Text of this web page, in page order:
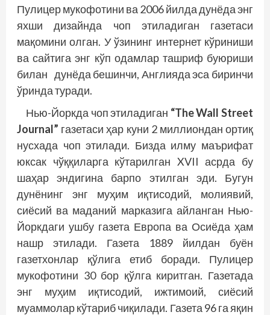
Пулицер мукофотини ва 2006 йилда дунёда энг
яхши дизайнда чоп этиладиган газетаси
мақомини олган. У ўзининг интернет кўриниши
ва сайтига энг кўп одамлар ташриф буюриши
билан дунёда бешинчи, Анг­лияда эса биринчи
ўринда туради.
Нью-Йоркда чоп этиладиган “The Wall Street
Journal” газетаси ҳар куни 2 миллиондан ортиқ
нусхада чоп этилади. Бизда илму маърифат
юксак чўққиларга кўтарилган XVII асрда бу
шаҳар эндигина барпо этилган эди. Бугун
дунёнинг энг муҳим иқтисодий, молиявий,
сиёсий ва маданий марказига айланган Нью-
Йоркдаги ушбу газета Европа ва Осиёда ҳам
нашр этилади. Газета 1889 йилдан буён
газетхонлар қўлига етиб боради. Пулицер
мукофотини 30 бор қўлга киритган. Газетада
энг муҳим иқтисодий, ижтимоий, сиёсий
муаммолар кўтариб чиқилади. Газета 96 га яқин